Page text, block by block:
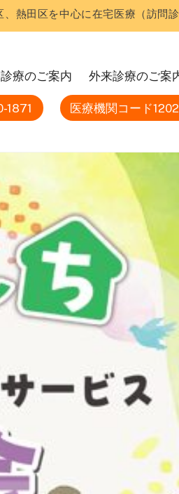
熱田区を中心に在宅医療（訪問
療のご案内 外来診療のご案
1871 医療機関コード